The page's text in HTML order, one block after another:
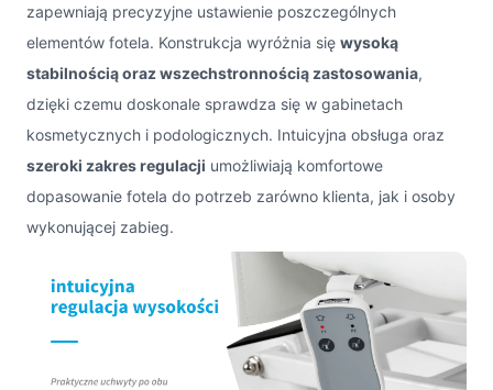
zapewniają precyzyjne ustawienie poszczególnych
elementów fotela. Konstrukcja wyróżnia się wysoką
stabilnością oraz wszechstronnością zastosowania,
dzięki czemu doskonale sprawdza się w gabinetach
kosmetycznych i podologicznych. Intuicyjna obsługa oraz
szeroki zakres regulacji umożliwiają komfortowe
dopasowanie fotela do potrzeb zarówno klienta, jak i osoby
wykonującej zabieg.